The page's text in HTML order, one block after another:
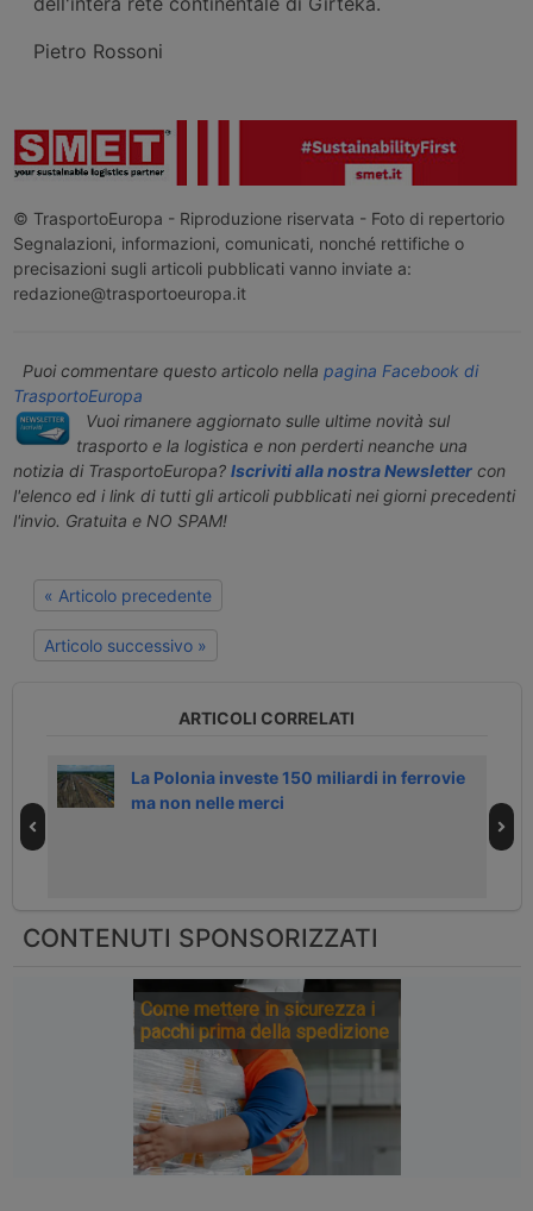
Pietro Rossoni
© TrasportoEuropa - Riproduzione riservata - Foto di repertorio
Segnalazioni, informazioni, comunicati, nonché rettifiche o
precisazioni sugli articoli pubblicati vanno inviate a:
redazione@trasportoeuropa.it
Puoi commentare questo articolo nella pagina Facebook di
TrasportoEuropa
Vuoi rimanere aggiornato sulle ultime novità sul
trasporto e la logistica e non perderti neanche una
notizia di TrasportoEuropa? Iscriviti alla nostra Newslettercon
l'elenco ed i link di tutti gli articoli pubblicati nei giorni precedenti
l'invio. Gratuita e NO SPAM!
« Articolo precedente
Articolo successivo »
ARTICOLI CORRELATI
La Polonia investe 150 miliardi in ferrovie
ma non nelle merci
CONTENUTI SPONSORIZZATI
Come mettere in sicurezza i
pacchi prima della spedizione